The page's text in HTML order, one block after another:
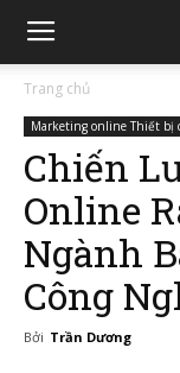
Trang chủ
Marketing online Thiết bị
Chiến
Online
Ngành
Công
Bởi Trần Dương